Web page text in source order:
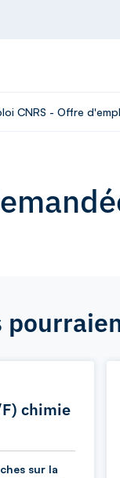
CNRS - Offre
chimie
sur la